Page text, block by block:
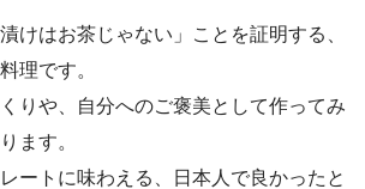
けはお茶じゃない」ことを証明する、
理です。
りや、自分へのご褒美として作ってみ
ます。
ートに味わえる、日本人で良かったと